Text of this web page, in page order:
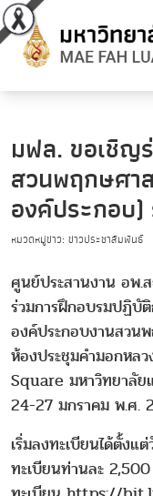
มฟล. ขอเชิญ
สวนพฤกษศา
องค์ประกอบ
หมวดหมู่ข่าว: ข่าวประชาสัมพันธ์
ศูนย์ประสานงาน อพ.
ร่วมการฝึกอบรมปฏิบั
องค์ประกอบงานสวน
ห้องประชุมคำมอกหล
Square มหาวิทยาลัย
24-27 มกราคม พ.ศ.
เริ่มลงทะเบียนได้ตั้ง
ทะเบียนท่านละ